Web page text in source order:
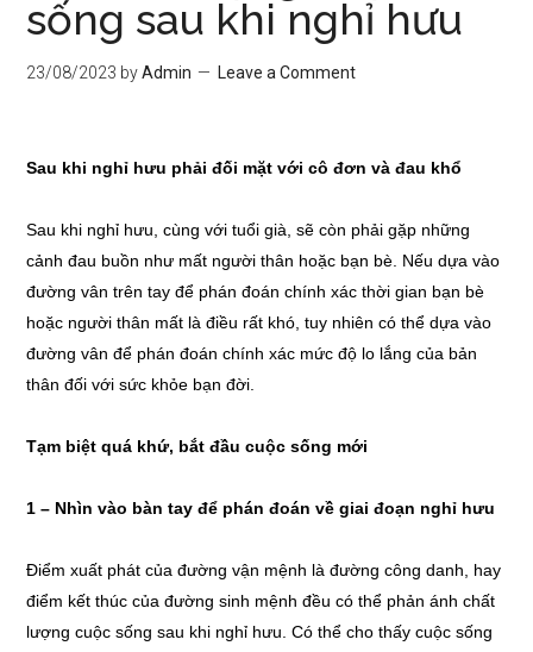
sống sau khi nghỉ hưu
23/08/2023 byAdmin Leave a Comment
Sau khi nghỉ hưu phải đối mặt với cô đơn và đau khổ
Sau khi nghỉ hưu, cùng với tuổi già, sẽ còn phải gặp những
cảnh đau buồn như mất người thân hoặc bạn bè. Nếu dựa vào
đường vân trên tay để phán đoán chính xác thời gian bạn bè
hoặc người thân mất là điều rất khó, tuy nhiên có thể dựa vào
đường vân để phán đoán chính xác mức độ lo lắng của bản
thân đối với sức khỏe bạn đời.
Tạm biệt quá khứ, bắt đầu cuộc sống mới
1 – Nhìn vào bàn tay để phán đoán về giai đoạn nghỉ hưu
Điểm xuất phát của đường vận mệnh là đường công danh, hay
điểm kết thúc của đường sinh mệnh đều có thể phản ánh chất
lượng cuộc sống sau khi nghỉ hưu. Có thể cho thấy cuộc sống